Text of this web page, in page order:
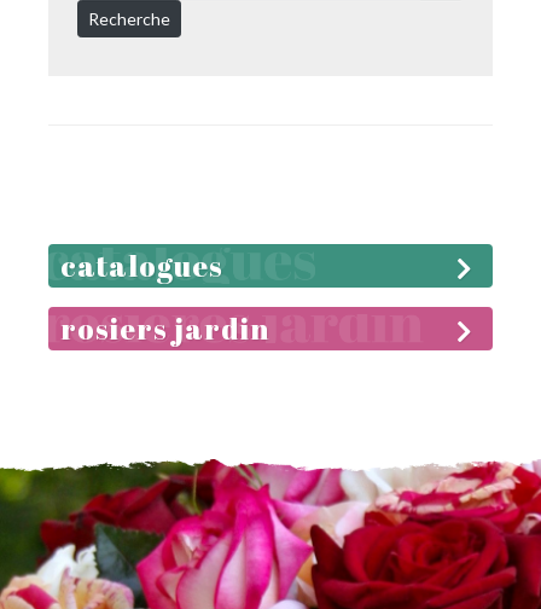
Recherche
catalogues
rosiers jardin